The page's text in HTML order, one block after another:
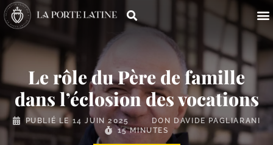
Le rôle du Père de famille
dans l’éclosion des vocations
PUBLIÉ LE 14 JUIN 2025
DON DAVIDE PAGLIARANI
15 MINUTES